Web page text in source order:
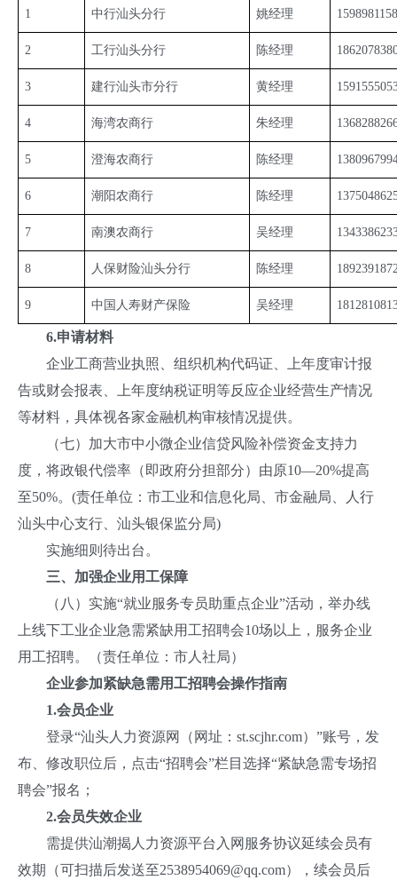
1 中行汕头分行 姚经理
2 工行汕头分行 陈经理
3 建行汕头市分行 黄经理
4 海湾农商行 朱经理
5 澄海农商行 陈经理
6 潮阳农商行 陈经理
7 南澳农商行 吴经理
8 人保财险汕头分行 陈经理
9 中国人寿财产保险 吴经理
6.申请材料
企业工商营业执照、组织机构代码证、上年度审计报
告或财会报表、上年度纳税证明等反应企业经营生产情况
等材料，具体视各家金融机构审核情况提供。
（七）加大市中小微企业信贷风险补偿资金支持力
度，将政银代偿率（即政府分担部分）由原10—20%提高
至50%。(责任单位：市工业和信息化局、市金融局、人行
汕头中心支行、汕头银保监分局)
实施细则待出台。
三、加强企业用工保障
（八）实施“就业服务专员助重点企业”活动，举办线
上线下工业企业急需紧缺用工招聘会10场以上，服务企业
用工招聘。（责任单位：市人社局）
企业参加紧缺急需用工招聘会操作指南
1.会员企业
登录“汕头人力资源网（网址：st.scjhr.com）”账号，发
布、修改职位后，点击“招聘会”栏目选择“紧缺急需专场招
聘会”报名；
2.会员失效企业
需提供汕潮揭人力资源平台入网服务协议延续会员有
效期（可扫描后发送至2538954069@qq.com），续会员后